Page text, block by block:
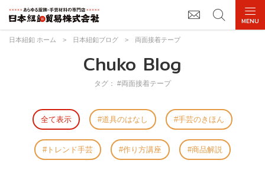
日本紐釦 ホーム > 日本紐釦ブログ > 両面接着テープ
Chuko Blog
タグ： #両面接着テープ
全て表示 道具のはなし 手芸のきほん
トレンド手芸 作り方講座 商品解説